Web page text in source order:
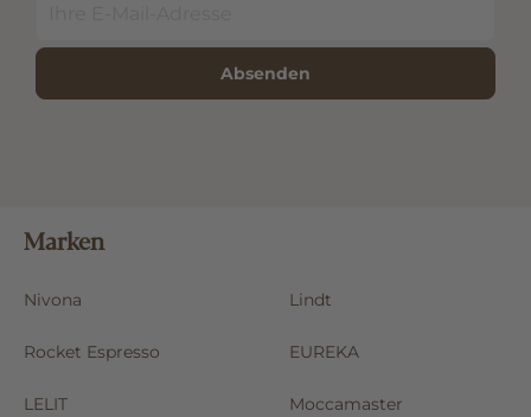
Absenden
Marken
Nivona Lindt
Rocket Espresso EUREKA
LELIT Moccamaster